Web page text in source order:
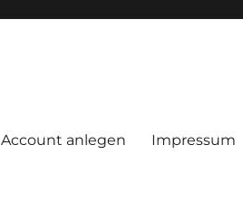
Account anlegen Impressum